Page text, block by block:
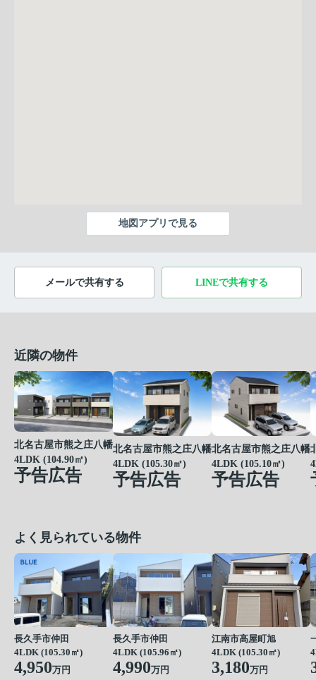
地図アプリで見る
メールで共有する LINEで共有する
近隣の物件
北名古屋市熊之庄八幡
4LDK (104.90㎡)
予告広告
北名古屋市熊之庄八幡
4LDK (105.30㎡)
予告広告
北名古屋市熊之庄八幡
4LDK (105.10㎡)
予告広告
よく見られている物件
長久手市仲田
4LDK (105.30㎡)
4,950万円
長久手市仲田
4LDK (105.96㎡)
4,990万円
江南市高屋町旭
4LDK (105.30㎡)
3,180万円